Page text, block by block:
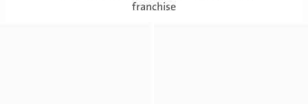
franchise